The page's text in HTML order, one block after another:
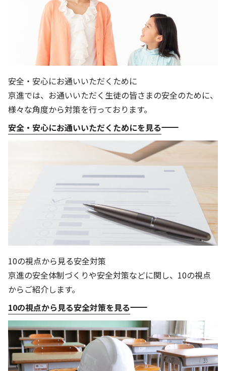
安全・安心にお通いいただくために
京進では、お通いいただく生徒の皆さまの安全のために、
様々な角度から対策を行っております。
安全・安心にお通いいただくためにを見る
10の視点から見る安全対策
京進の安全体制づくりや安全対策などに関し、10の視点
からご紹介します。
10の視点から見る安全対策を見る